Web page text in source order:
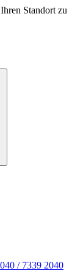
Standort zu
040 / 7339 2040